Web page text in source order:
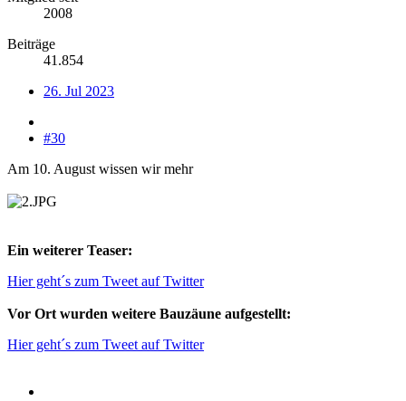
2008
Beiträge
41.854
26. Jul 2023
#30
Am 10. August wissen wir mehr
Ein weiterer Teaser:
Hier geht´s zum Tweet auf Twitter
Vor Ort wurden weitere Bauzäune aufgestellt:
Hier geht´s zum Tweet auf Twitter